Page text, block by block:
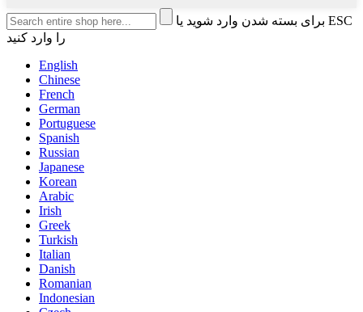
برای بسته شدن وارد شوید یا ESC
را وارد کنید
English
Chinese
French
German
Portuguese
Spanish
Russian
Japanese
Korean
Arabic
Irish
Greek
Turkish
Italian
Danish
Romanian
Indonesian